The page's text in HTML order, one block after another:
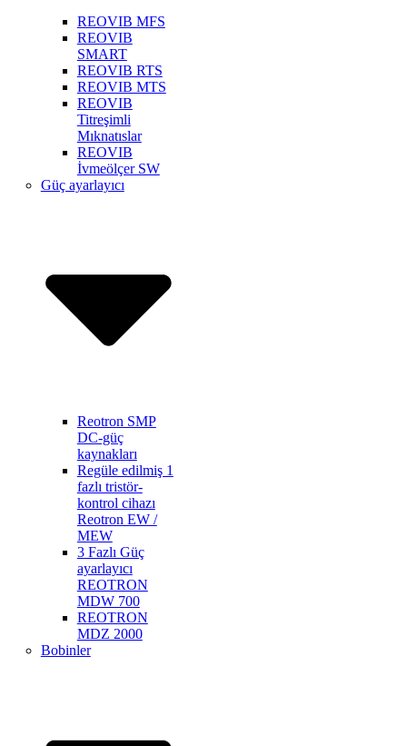
REOVIB MFS
REOVIB
SMART
REOVIB RTS
REOVIB MTS
REOVIB
Titreşimli
Mıknatıslar
REOVIB
İvmeölçer SW
Güç ayarlayıcı
Reotron SMP
DC-güç
kaynakları
Regüle edilmiş 1
fazlı tristör-
kontrol cihazı
Reotron EW /
MEW
3 Fazlı Güç
ayarlayıcı
REOTRON
MDW 700
REOTRON
MDZ 2000
Bobinler